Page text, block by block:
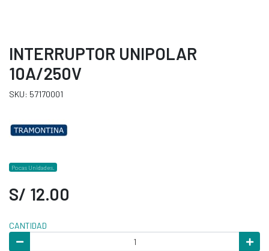
INTERRUPTOR UNIPOLAR
10A/250V
SKU: 57170001
Pocas Unidades.
S/ 12.00
CANTIDAD